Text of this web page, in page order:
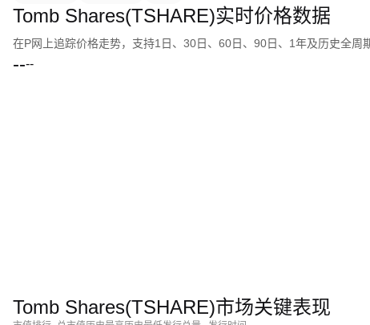
Tomb Shares(TSHARE)实时价格数据
在P网上追踪价格走势，支持1日、30日、60日、90日、1年及历史全周
----
Tomb Shares(TSHARE)市场关键表现